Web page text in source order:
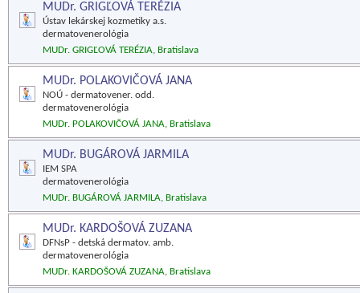
MUDr. GRIGĽOVÁ TERÉZIA
Ústav lekárskej kozmetiky a.s.
dermatovenerológia
MUDr. GRIGĽOVÁ TERÉZIA, Bratislava
MUDr. POLAKOVIČOVÁ JANA
NOÚ - dermatovener. odd.
dermatovenerológia
MUDr. POLAKOVIČOVÁ JANA, Bratislava
MUDr. BUGÁROVÁ JARMILA
IEM SPA
dermatovenerológia
MUDr. BUGÁROVÁ JARMILA, Bratislava
MUDr. KARDOŠOVÁ ZUZANA
DFNsP - detská dermatov. amb.
dermatovenerológia
MUDr. KARDOŠOVÁ ZUZANA, Bratislava